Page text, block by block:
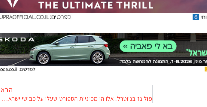
הבא
פול גז בניוטרל: אלו הן מכוניות הספורט שעלו על כבישי ישראל ב-2017